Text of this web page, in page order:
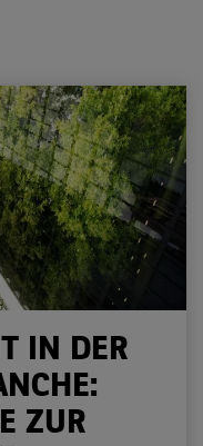
IN DER
ZUR